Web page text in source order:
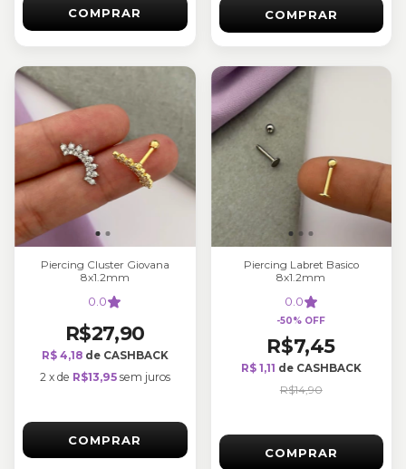
COMPRAR COMPRAR
Piercing Cluster Giovana
8x1.2mm
0.0
R$27,90
R$ 4,18de CASHBACK
2 x de R$13,95 sem juros
COMPRAR
Piercing Labret Basico
8x1.2mm
0.0
-50% OFF
R$7,45
R$ 1,11 de CASHBACK
R$14,90
COMPRAR